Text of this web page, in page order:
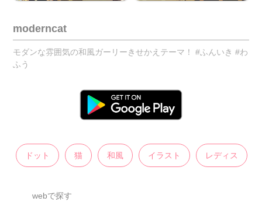
moderncat
モダンな雰囲気の和風ガーリーきせかえテーマ！ #ふんいき #わ
ふう
ドット 猫 和風 イラスト レディス
webで探す